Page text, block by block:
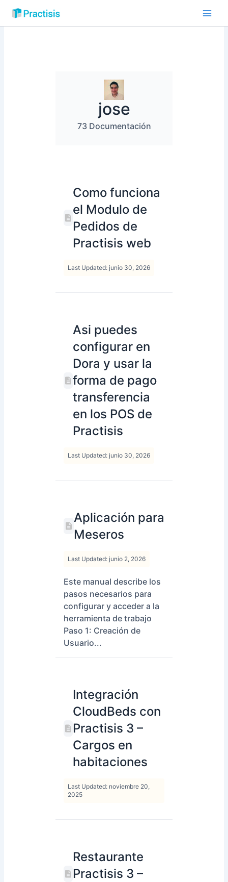
jose
73 Documentación
Como funciona
el Modulo de
Pedidos de
Practisis web
Last Updated: junio 30, 2026
Asi puedes
configurar en
Dora y usar la
forma de pago
transferencia
en los POS de
Practisis
Last Updated: junio 30, 2026
Aplicación para
Meseros
Last Updated: junio 2, 2026
Este manual describe los
pasos necesarios para
configurar y acceder a la
herramienta de trabajo
Paso 1: Creación de
Usuario...
Integración
CloudBeds con
Practisis 3 –
Cargos en
habitaciones
Last Updated: noviembre 20,
2025
Restaurante
Practisis 3 –